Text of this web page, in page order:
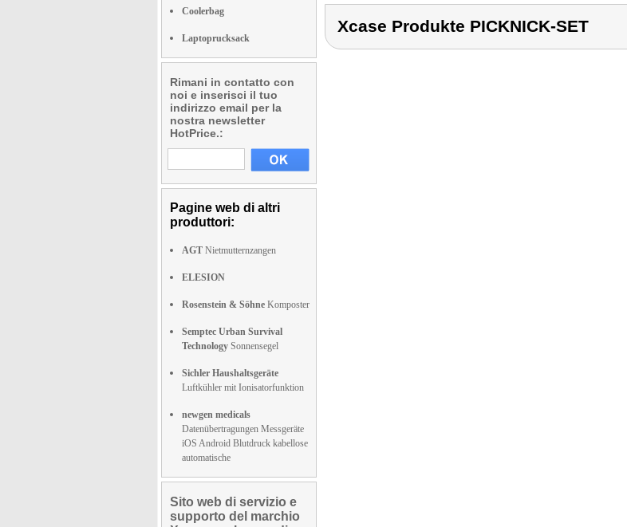
Coolerbag
Laptoprucksack
Rimani in contatto con
noi e inserisci il tuo
indirizzo email per la
nostra newsletter
HotPrice.:
Pagine web di altri
produttori:
AGT Nietmutternzangen
ELESION
Rosenstein & Söhne Komposter
Semptec Urban Survival
Technology Sonnensegel
Sichler Haushaltsgeräte
Luftkühler mit Ionisatorfunktion
newgen medicals
Datenübertragungen Messgeräte
iOS Android Blutdruck kabellose
automatische
Sito web di servizio e
supporto del marchio
Xcase Produkte PICKNICK-SET